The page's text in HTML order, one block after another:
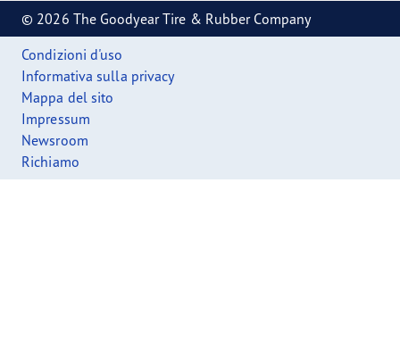
© 2026 The Goodyear Tire & Rubber Company
Condizioni d'uso
Informativa sulla privacy
Mappa del sito
Impressum
Newsroom
Richiamo